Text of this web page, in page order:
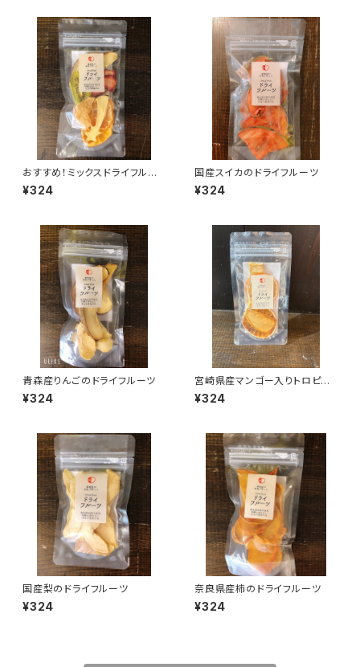
おすすめ！ミックスドライフルー
ツ
¥324
国産スイカのドライフルーツ
¥324
青森産りんごのドライフルーツ
¥324
宮崎県産マンゴー入りトロピカ
ルミックス
¥324
国産梨のドライフルーツ
¥324
奈良県産柿のドライフルーツ
¥324